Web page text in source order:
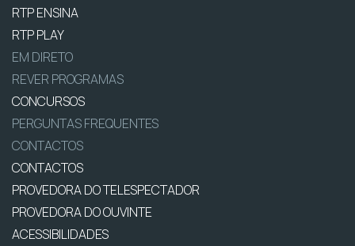
RTP ENSINA
RTP PLAY
EM DIRETO
REVER PROGRAMAS
CONCURSOS
PERGUNTAS FREQUENTES
CONTACTOS
CONTACTOS
PROVEDORA DO TELESPECTADOR
PROVEDORA DO OUVINTE
ACESSIBILIDADES